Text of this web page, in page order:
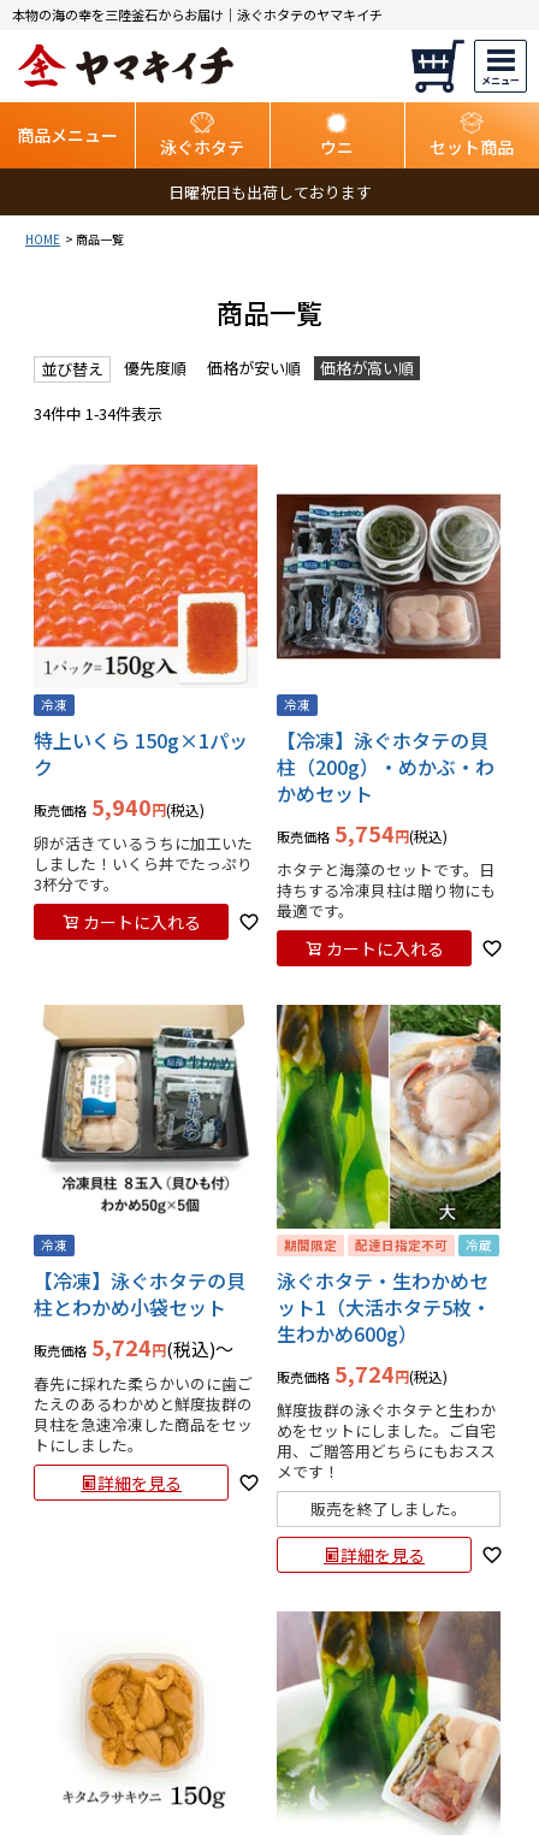
本物の海の幸を三陸釜石からお届け｜泳ぐホタテのヤマキイチ
商品メニュー 泳ぐホタテ ウニ セット商品
日曜祝日も出荷しております
HOME 商品一覧
商品一覧
並び替え 優先度順 価格が安い順
価格が高い順
34件中 1-34件表示
冷凍
特上いくら 150g×1パッ
ク
販売価格 5,940 税込
卵が活きているうちに加工いた
しました！いくら丼でたっぷり
3杯分です。
カートに入れる
冷凍
【冷凍】泳ぐホタテの貝
柱（200g）・めかぶ・わ
かめセット
販売価格 5,754 税込
ホタテと海藻のセットです。日
持ちする冷凍貝柱は贈り物にも
最適です。
カートに入れる
冷凍
【冷凍】泳ぐホタテの貝
柱とわかめ小袋セット
販売価格 5,724 税込 〜
春先に採れた柔らかいのに歯ご
たえのあるわかめと鮮度抜群の
貝柱を急速冷凍した商品をセッ
トにしました。
詳細を見る
期間限定 配達日指定不可 冷蔵
泳ぐホタテ・生わかめセ
ット1（大活ホタテ5枚・
生わかめ600g）
販売価格 5,724 税込
鮮度抜群の泳ぐホタテと生わか
めをセットにしました。ご自宅
用、ご贈答用どちらにもおスス
メです！
販売を終了しました。
詳細を見る